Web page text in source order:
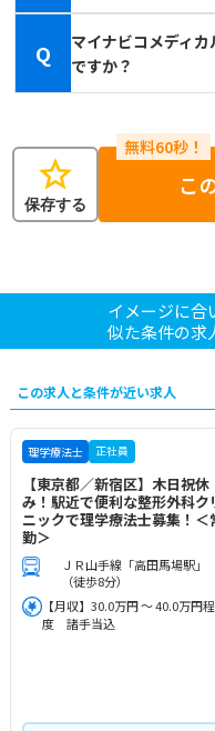
Q
マイナビコメディ
ですか？
star
保存する
こ
イメージに合
似た条件の求
この求人と条件が近い求人
理学療法士 正社員
【東京都／新宿区】木日祝休
み！駅近で便利な整形外科ク
ニックで理学療法士募集！＜
勤＞
ＪＲ山手線「高田馬場駅」
（徒歩8分）
【月収】30.0万円 ～ 40.0万円程
度 諸手当込